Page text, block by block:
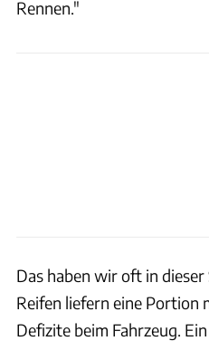
Rennen."
Das haben wir oft in
Reifen liefern eine Portion
Defizite beim Fahrzeug.